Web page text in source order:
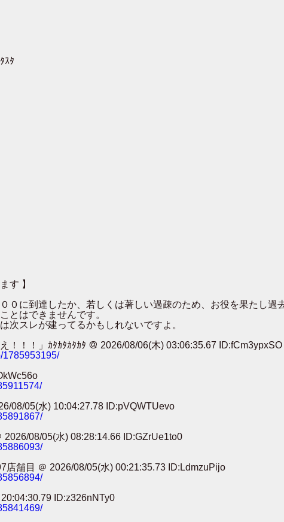
ｽﾀ
す 】
０に到達したか、若しくは著しい過疎のため、お役を果たし過
とはできませんです。
次スレが建ってるかもしれないですよ。
！！」ｶﾀｶﾀｶﾀｶﾀ ＠ 2026/08/06(木) 03:06:35.67 ID:fCm3ypxSO
1785953195/
08/05(水) 10:04:27.78 ID:pVQWTUevo
2026/08/05(水) 08:28:14.66 ID:GZrUe1to0
舗目 ＠ 2026/08/05(水) 00:21:35.73 ID:LdmzuPijo
ID:z326nNTy0